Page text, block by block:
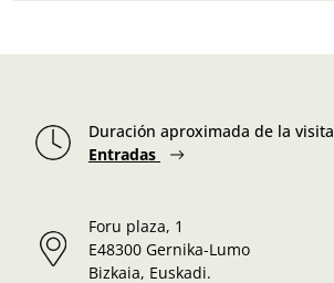
Duración aproximada de la visita
Entradas
Foru plaza, 1
E48300 Gernika-Lumo
Bizkaia, Euskadi.